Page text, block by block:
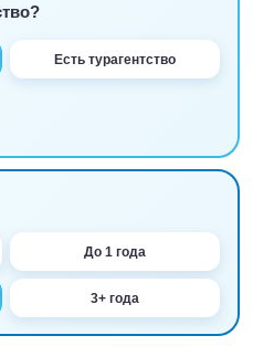
Есть турагентство
До 1 года
3+ года